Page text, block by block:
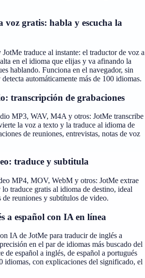
voz gratis: habla y escucha la
traduce al instante: el traductor de voz a
en el idioma que elijas y va afinando la
hablando. Funciona en el navegador, sin
automáticamente más de 100 idiomas.
transcripción de grabaciones
MP3, WAV, M4A y otros: JotMe transcribe
la voz a texto y la traduce al idioma de
de reuniones, entrevistas, notas de voz
traduce y subtitula
MP4, MOV, WebM y otros: JotMe extrae
traduce gratis al idioma de destino, ideal
de reuniones y subtítulos de video.
a español con IA en línea
IA de JotMe para traducir de inglés a
en el par de idiomas más buscado del
de español a inglés, de español a portugués
idiomas, con explicaciones del significado, el